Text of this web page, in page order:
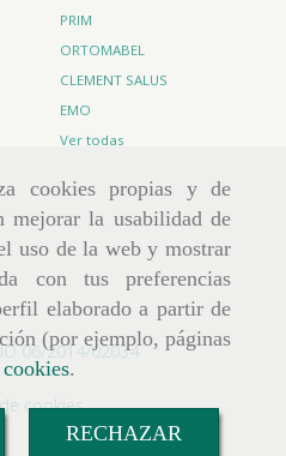
cookies propias y de
mejorar la usabilidad de
uso de la web y mostrar
con tus preferencias
elaborado a partir de
(por ejemplo, páginas
.
RECHAZAR
PRIM
ORTOMABEL
CLEMENT SALUS
EMO
Ver todas
06/2014/02034
cookies